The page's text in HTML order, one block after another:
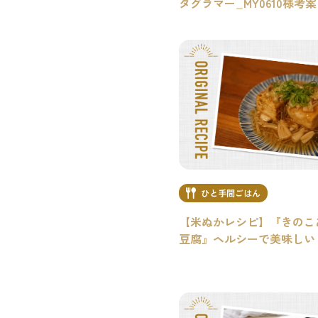
ひと手間ごはん
【米ぬかレシピ】『きの
豆腐』ヘルシーで美味しい